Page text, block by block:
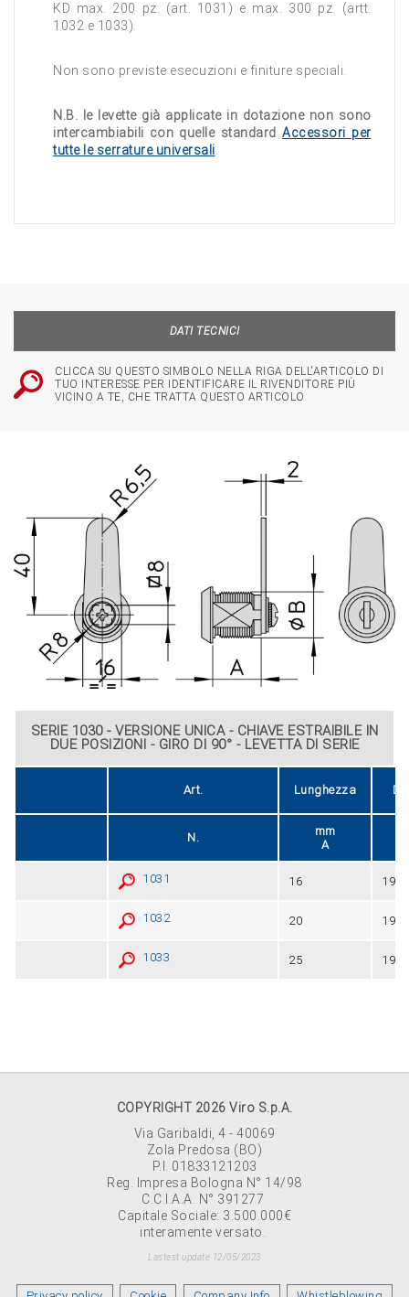
KD max. 200 pz. (art. 1031) e max. 300 pz. (artt.
1032 e 1033).
Non sono previste esecuzioni e finiture speciali.
N.B. le levette già applicate in dotazione non sono
intercambiabili con quelle standard Accessori per
tutte le serrature universali
DATI TECNICI
CLICCA SU QUESTO SIMBOLO NELLA RIGA DELL'ARTICOLO DI
TUO INTERESSE PER IDENTIFICARE IL RIVENDITORE PIÙ
VICINO A TE, CHE TRATTA QUESTO ARTICOLO
SERIE 1030 - VERSIONE UNICA - CHIAVE ESTRAIBILE IN
DUE POSIZIONI - GIRO DI 90° - LEVETTA DI SERIE
Art. Lunghezza
N.
mm
A
1031 16 19
1032 20 19
1033 25 19
COPYRIGHT 2026 Viro S.p.A.
Via Garibaldi, 4 - 40069
Zola Predosa (BO)
P.I. 01833121203
Reg. Impresa Bologna N° 14/98
C.C.I.A.A. N° 391277
Capitale Sociale: 3.500.000€
interamente versato.
Lastest update 12/05/2023